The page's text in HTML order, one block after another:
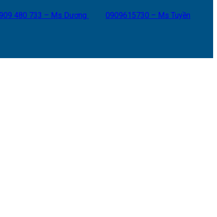
480 733 – Ms Dương 0909615730 – Ms Tuyền